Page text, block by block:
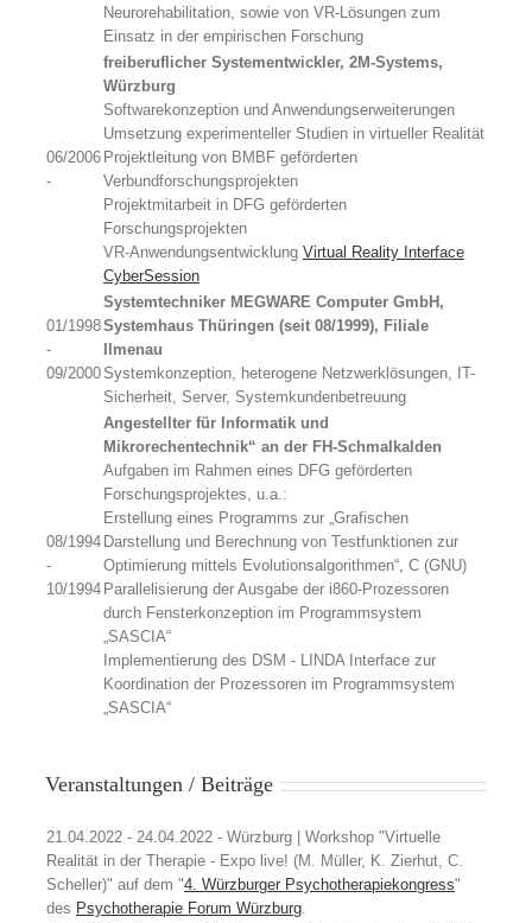
Neurorehabilitation, sowie von VR-Lösungen zum
Einsatz in der empirischen Forschung
06/2006
-
freiberuflicher Systementwickler, 2M-Systems,
Würzburg
Softwarekonzeption und Anwendungserweiterungen
Umsetzung experimenteller Studien in virtueller Realität
Projektleitung von BMBF geförderten
Verbundforschungsprojekten
Projektmitarbeit in DFG geförderten
Forschungsprojekten
VR-Anwendungsentwicklung Virtual Reality Interface
CyberSession
01/1998
-
09/2000
Systemtechniker MEGWARE Computer GmbH,
Systemhaus Thüringen (seit 08/1999), Filiale
Ilmenau
Systemkonzeption, heterogene Netzwerklösungen, IT-
Sicherheit, Server, Systemkundenbetreuung
08/1994
-
10/1994
Angestellter für Informatik und
Mikrorechentechnik“ an der FH-Schmalkalden
Aufgaben im Rahmen eines DFG geförderten
Forschungsprojektes, u.a.:
Erstellung eines Programms zur „Grafischen
Darstellung und Berechnung von Testfunktionen zur
Optimierung mittels Evolutionsalgorithmen“, C (GNU)
Parallelisierung der Ausgabe der i860-Prozessoren
durch Fensterkonzeption im Programmsystem
„SASCIA“
Implementierung des DSM - LINDA Interface zur
Koordination der Prozessoren im Programmsystem
„SASCIA“
Veranstaltungen / Beiträge
21.04.2022 - 24.04.2022 - Würzburg | Workshop "Virtuelle
Realität in der Therapie - Expo live! (M. Müller, K. Zierhut, C.
Scheller)" auf dem "4. Würzburger Psychotherapiekongress"
des Psychotherapie Forum Würzburg.